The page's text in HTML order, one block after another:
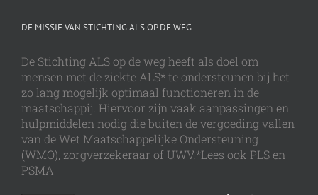
DE MISSIE VAN STICHTING ALS OP DE WEG
De Stichting ALS op de weg heeft als doel om
mensen met de ziekte ALS* te ondersteunen bij het
zo lang mogelijk optimaal functioneren in de
maatschappij. Hiervoor zijn vaak aanpassingen en
hulpmiddelen nodig die buiten de vergoeding vallen
van de Wet Maatschappelijke Ondersteuning
(WMO), zorgverzekeraar of UWV.*Lees ook PLS en
PSMA